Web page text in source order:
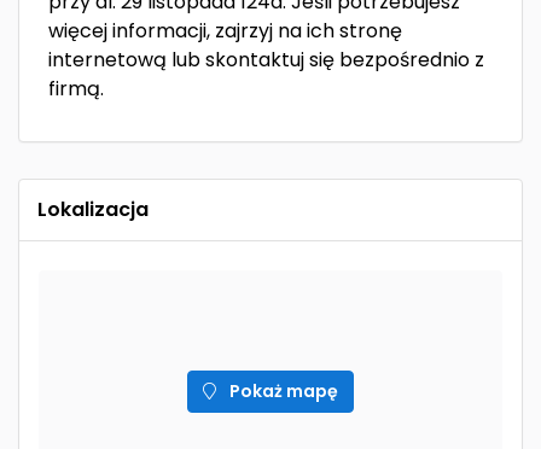
więcej informacji, zajrzyj na ich stronę
internetową lub skontaktuj się bezpośrednio z
firmą.
Lokalizacja
Pokaż mapę